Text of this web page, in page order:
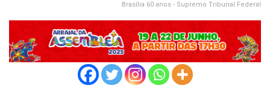
Brasília 60 anos - Supremo Tribunal Federal